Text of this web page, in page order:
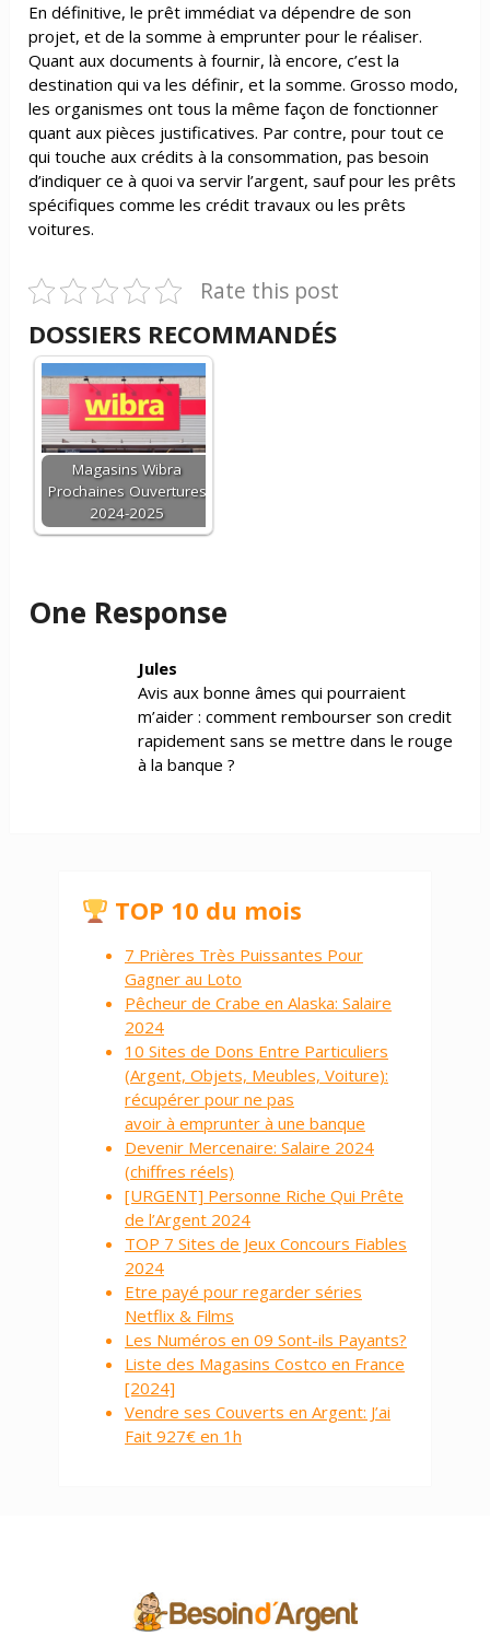
En définitive, le prêt immédiat va dépendre de son
projet, et de la somme à emprunter pour le réaliser.
Quant aux documents à fournir, là encore, c’est la
destination qui va les définir, et la somme. Grosso modo,
les organismes ont tous la même façon de fonctionner
quant aux pièces justificatives. Par contre, pour tout ce
qui touche aux crédits à la consommation, pas besoin
d’indiquer ce à quoi va servir l’argent, sauf pour les prêts
spécifiques comme les crédit travaux ou les prêts
voitures.
Rate this post
DOSSIERS RECOMMANDÉS
Magasins Wibra
Prochaines Ouvertures
2024-2025
One Response
Jules
Avis aux bonne âmes qui pourraient
m’aider : comment rembourser son credit
rapidement sans se mettre dans le rouge
à la banque ?
TOP 10 du mois